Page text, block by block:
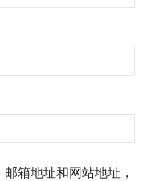
箱地址和网站地址，